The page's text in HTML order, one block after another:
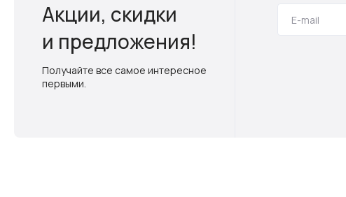
Акции, скидки
и предложения!
Получайте все самое интересное
первыми.